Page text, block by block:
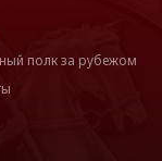
полк за рубежом